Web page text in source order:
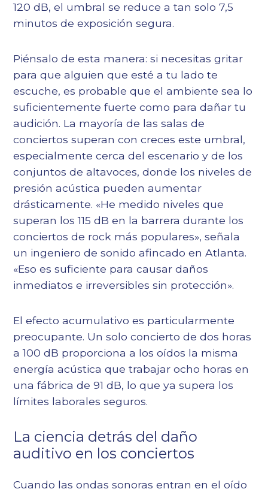
120 dB, el umbral se reduce a tan solo 7,5
minutos de exposición segura.
Piénsalo de esta manera: si necesitas gritar
para que alguien que esté a tu lado te
escuche, es probable que el ambiente sea lo
suficientemente fuerte como para dañar tu
audición. La mayoría de las salas de
conciertos superan con creces este umbral,
especialmente cerca del escenario y de los
conjuntos de altavoces, donde los niveles de
presión acústica pueden aumentar
drásticamente. «He medido niveles que
superan los 115 dB en la barrera durante los
conciertos de rock más populares», señala
un ingeniero de sonido afincado en Atlanta.
«Eso es suficiente para causar daños
inmediatos e irreversibles sin protección».
El efecto acumulativo es particularmente
preocupante. Un solo concierto de dos horas
a 100 dB proporciona a los oídos la misma
energía acústica que trabajar ocho horas en
una fábrica de 91 dB, lo que ya supera los
límites laborales seguros.
La ciencia detrás del daño
auditivo en los conciertos
Cuando las ondas sonoras entran en el oído